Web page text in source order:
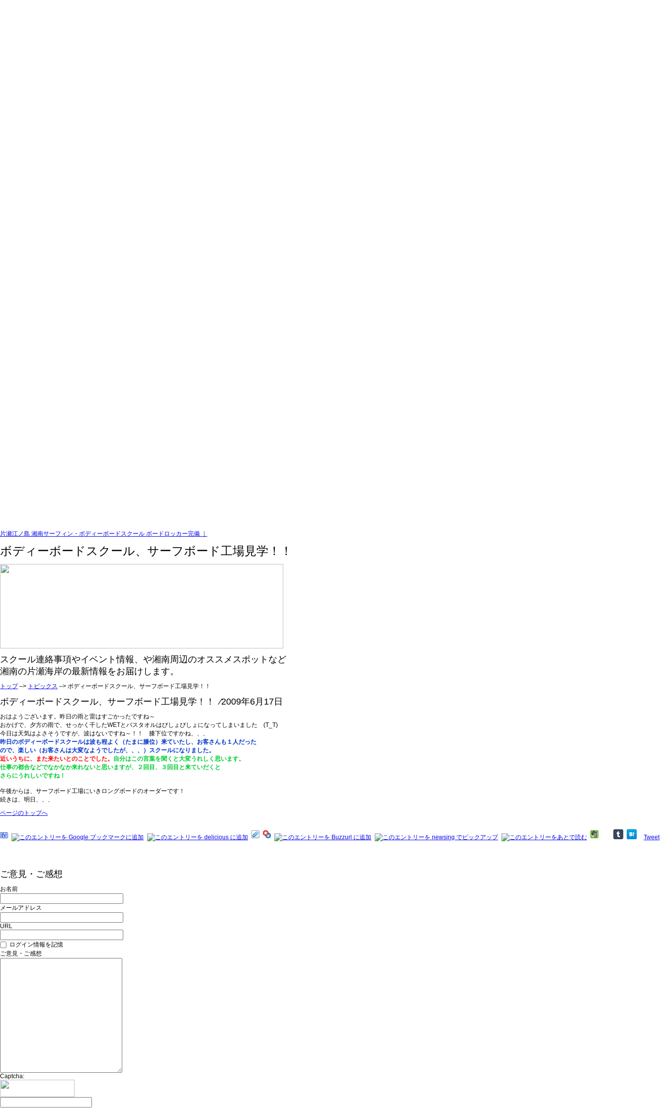
片瀬江ノ島 湘南サーフィン・ボディーボードスクール ボードロッカー完備 ｜
ボディーボードスクール、サーフボード工場見学！！
スクール連絡事項やイベント情報、や湘南周辺のオススメスポットなど
湘南の片瀬海岸の最新情報をお届けします。
トップ–> トピックス –> ボディーボードスクール、サーフボード工場見学！！
ボディーボードスクール、サーフボード工場見学！！ ⁄2009年6月17日
おはようございます。昨日の雨と雷はすごかったですね～
おかげで、夕方の雨で、せっかく干したWETとバスタオルはびしょびしょになってしまいました (T_T)
今日は天気はよさそうですが、波はないですね～！！ 膝下位ですかね、、、
昨日のボディーボードスクールは波も程よく（たまに膝位）来ていたし、お客さんも１人だった
ので、楽しい（お客さんは大変なようでしたが、、、）スクールになりました。
近いうちに、また来たいとのことでした。 自分はこの言葉を聞くと大変うれしく思います。
仕事の都合などでなかなか来れないと思いますが、２回目、３回目と来ていだくと
さらにうれしいですね！
午後からは、サーフボード工場にいきロングボードのオーダーです！
続きは、明日、、、
ページのトップへ
Tweet
ご意見・ご感想
お名前
メールアドレス
URL
ログイン情報を記憶
ご意見・ご感想
Captcha: